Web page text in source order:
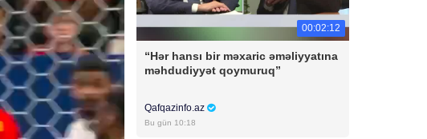
00:02:12
“Hər hansı bir məxaric əməliyyatına
məhdudiyyət qoymuruq”
Qafqazinfo.az
Bu gün 10:18